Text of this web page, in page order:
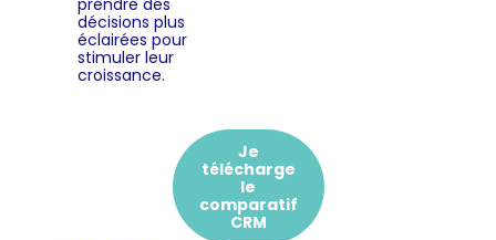
prendre des
décisions plus
éclairées pour
stimuler leur
croissance.
Je
télécharge
le
comparatif
CRM